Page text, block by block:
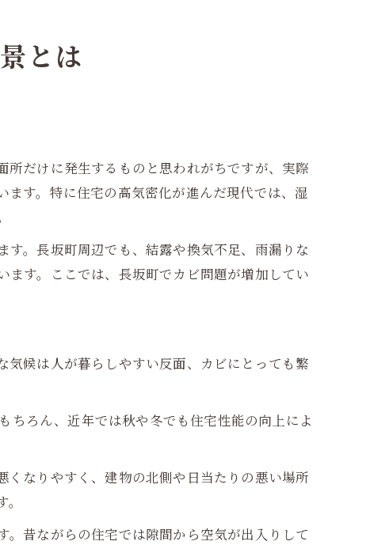
とは
だけに発生するものと思われがちですが、実際
す。特に住宅の高気密化が進んだ現代では、湿
。長坂町周辺でも、結露や換気不足、雨漏りな
す。ここでは、長坂町でカビ問題が増加してい
候は人が暮らしやすい反面、カビにとっても繁
ちろん、近年では秋や冬でも住宅性能の向上によ
なりやすく、建物の北側や日当たりの悪い場所
昔ながらの住宅では隙間から空気が出入りして